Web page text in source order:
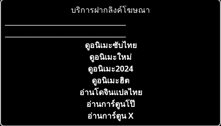
บริการฝากลิงค์โฆษณา
ดูอนิเมะซับไทย
ดูอนิเมะใหม่
ดูอนิเมะ2024
ดูอนิเมะฮิต
อ่านโดจินแปลไทย
อ่านการ์ตูนโป๊
อ่านการ์ตูน X